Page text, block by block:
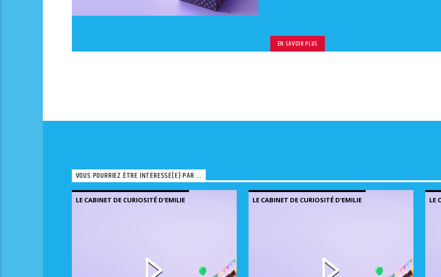
EN SAVOIR PLUS
VOUS POURRIEZ ÊTRE INTÉRESSÉ(E) PAR ...
LE CABINET DE CURIOSITÉ D’EMILIE LE CABINET DE CURIOSITÉ D’EMILIE LE